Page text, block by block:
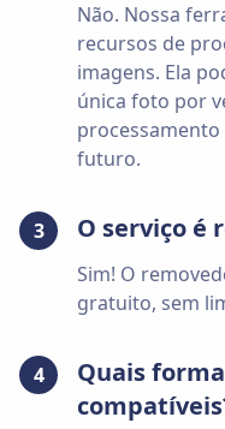
Não. Nossa
recursos de
imagens. Ela
única foto por
futuro.
3 O serviço é
Sim! O
gratuito, sem
4
Quais